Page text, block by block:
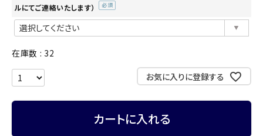
ルにてご連絡いたします）
在庫数
32
お気に入りに登録する
カートに入れる